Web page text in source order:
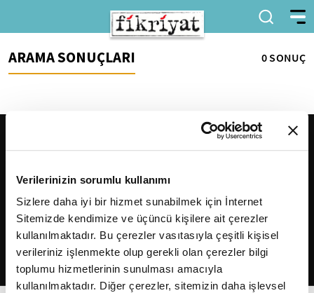
Verilerinizin sorumlu kullanımı
Sizlere daha iyi bir hizmet sunabilmek için İnternet
Sitemizde kendimize ve üçüncü kişilere ait çerezler
kullanılmaktadır. Bu çerezler vasıtasıyla çeşitli kişisel
verileriniz işlenmekte olup gerekli olan çerezler bilgi
toplumu hizmetlerinin sunulması amacıyla
kullanılmaktadır. Diğer çerezler, sitemizin daha işlevsel
ARAMA SONUÇLARI 0 SONUÇ
2026Fikriyat. Tüm hakları saklıdır.